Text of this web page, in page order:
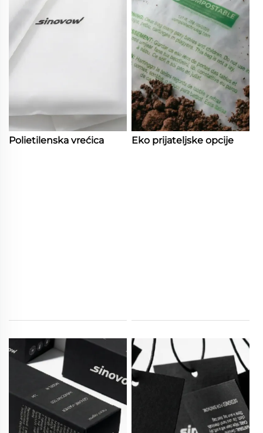
Polietilenska vrećica Eko prijateljske opcije